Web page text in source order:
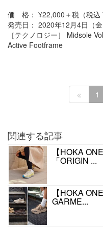
価 格： ¥22,000＋税（税込
発売日： 2020年12月4日（
［テクノロジー］ Midsole
Active Footframe
1
関連する記事
【HOKA
「ORIGIN ...
【HOKA
GARME...